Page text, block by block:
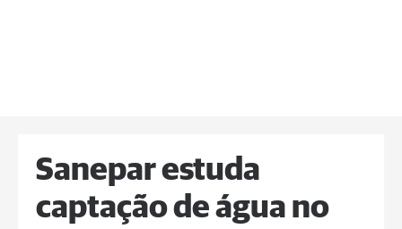
Sanepar estuda
captação de água no